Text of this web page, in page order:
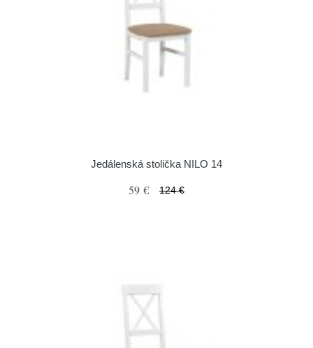
Jedálenská stolička NILO 14
59 € 124 €